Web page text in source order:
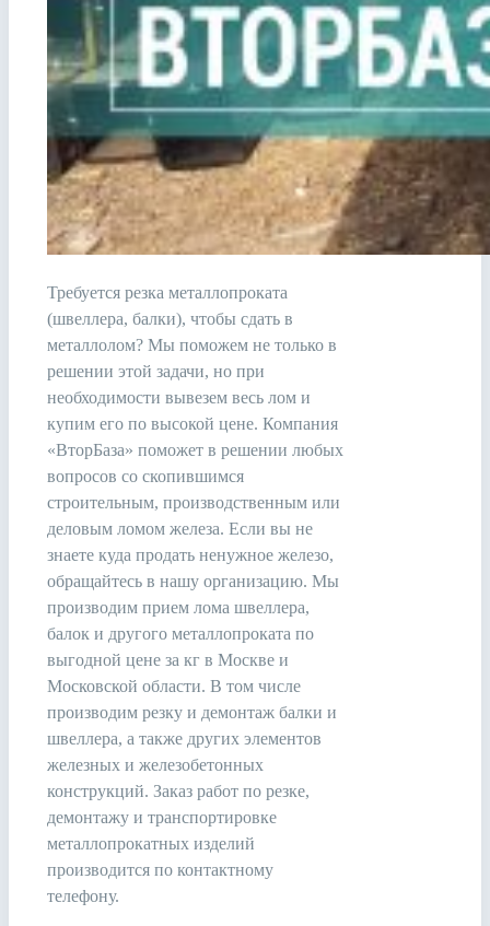
Требуется резка металлопроката
(швеллера, балки), чтобы сдать в
металлолом? Мы поможем не только в
решении этой задачи, но при
необходимости вывезем весь лом и
купим его по высокой цене. Компания
«ВторБаза» поможет в решении любых
вопросов со скопившимся
строительным, производственным или
деловым ломом железа. Если вы не
знаете куда продать ненужное железо,
обращайтесь в нашу организацию. Мы
производим прием лома швеллера,
балок и другого металлопроката по
выгодной цене за кг в Москве и
Московской области. В том числе
производим резку и демонтаж балки и
швеллера, а также других элементов
железных и железобетонных
конструкций. Заказ работ по резке,
демонтажу и транспортировке
металлопрокатных изделий
производится по контактному
телефону.